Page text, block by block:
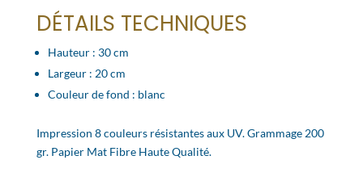
DÉTAILS TECHNIQUES
Hauteur : 30 cm
Largeur : 20 cm
Couleur de fond : blanc
Impression 8 couleurs résistantes aux UV. Grammage 200
gr. Papier Mat Fibre Haute Qualité.